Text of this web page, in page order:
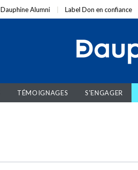
Dauphine Alumni Label Don en confiance
TÉMOIGNAGES S'ENGAGER